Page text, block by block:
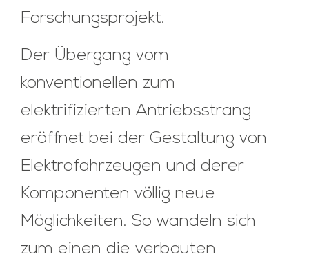
Forschungsprojekt.
Der Übergang vom
konventionellen zum
elektrifizierten Antriebsstrang
eröffnet bei der Gestaltung von
Elektrofahrzeugen und derer
Komponenten völlig neue
Möglichkeiten. So wandeln sich
zum einen die verbauten